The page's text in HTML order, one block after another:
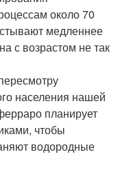
около 70
медленнее
с возрастом не так
населения нашей
планирует
чтобы
водородные